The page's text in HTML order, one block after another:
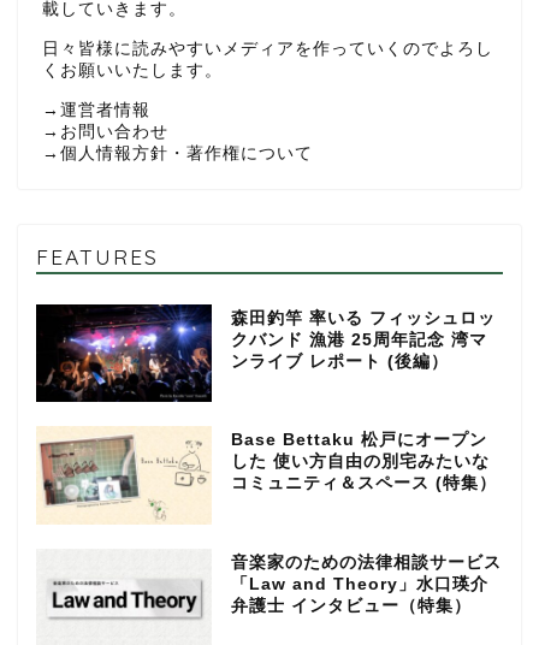
載していきます。
日々皆様に読みやすいメディアを作っていくのでよろし
くお願いいたします。
→ 運営者情報
→ お問い合わせ
→ 個人情報方針・著作権について
FEATURES
森田釣竿 率いる フィッシュロッ
クバンド 漁港 25周年記念 湾マ
ンライブ レポート (後編）
Base Bettaku 松戸にオープン
した 使い方自由の別宅みたいな
コミュニティ＆スペース (特集）
音楽家のための法律相談サービス
「Law and Theory」水口瑛介
弁護士 インタビュー（特集）